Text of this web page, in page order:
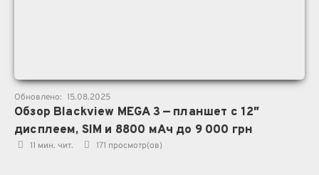
Обновлено: 15.08.2025
Обзор Blackview MEGA 3 — планшет с 12″
дисплеем, SIM и 8800 мАч до 9 000 грн
11 мин. чит. 171 просмотр(ов)